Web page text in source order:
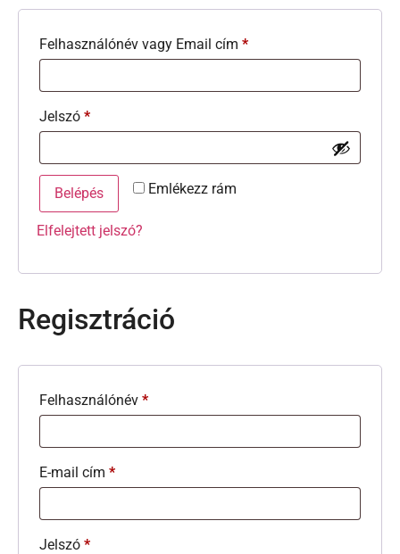
Felhasználónév vagy Email cím *
Jelszó *
Emlékezz rám
Belépés
Elfelejtett jelszó?
Regisztráció
Felhasználónév *
E-mail cím *
Jelszó *